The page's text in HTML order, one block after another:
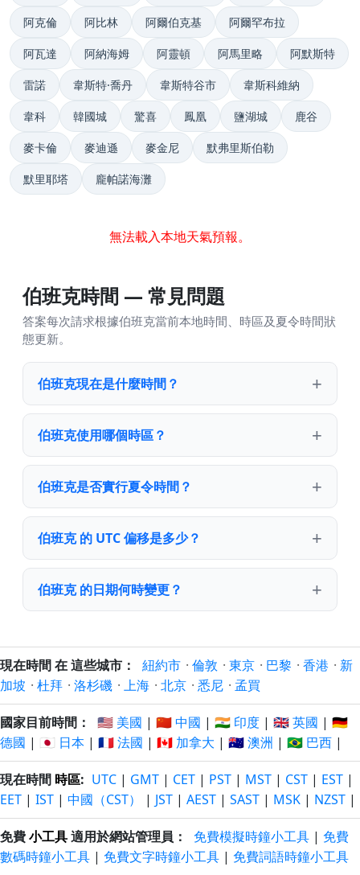
阿克倫 阿比林 阿爾伯克基 阿爾罕布拉
阿瓦達 阿納海姆 阿靈頓 阿馬里略 阿默斯特
雷諾 韋斯特·喬丹 韋斯特谷市 韋斯科維納
韋科 韓國城 驚喜 鳳凰 鹽湖城 鹿谷
麥卡倫 麥迪遜 麥金尼 默弗里斯伯勒
默里耶塔 龐帕諾海灘
無法載入本地天氣預報。
伯班克時間 — 常見問題
答案每次請求根據伯班克當前本地時間、時區及夏令時間狀
態更新。
伯班克現在是什麼時間？
伯班克使用哪個時區？
伯班克是否實行夏令時間？
伯班克 的 UTC 偏移是多少？
伯班克 的日期何時變更？
現在時間 在 這些城市： 紐約市 · 倫敦 · 東京 · 巴黎 · 香港 · 新
加坡 · 杜拜 · 洛杉磯 · 上海 · 北京 · 悉尼 · 孟買
國家目前時間： 🇺🇸 美國 | 🇨🇳 中國 | 🇮🇳 印度 | 🇬🇧 英國 | 🇩🇪
德國 | 🇯🇵 日本 | 🇫🇷 法國 | 🇨🇦 加拿大 | 🇦🇺 澳洲 | 🇧🇷 巴西 |
現在時間 時區: UTC | GMT | CET | PST | MST | CST | EST |
EET | IST | 中國（CST） | JST | AEST | SAST | MSK | NZST |
免費小工具適用於網站管理員： 免費模擬時鐘小工具 | 免費
數碼時鐘小工具 | 免費文字時鐘小工具 | 免費詞語時鐘小工具